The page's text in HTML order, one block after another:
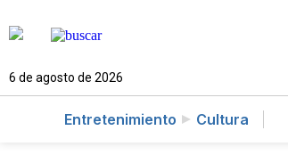
6 de agosto de 2026
Entretenimiento Cultura